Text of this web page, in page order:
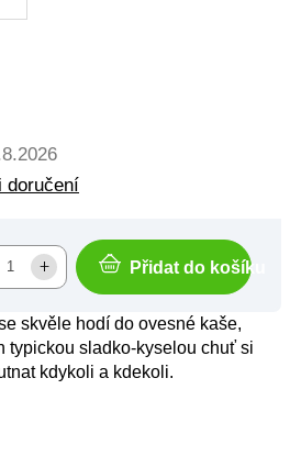
doručení
Přidat do košíku
skvěle hodí do ovesné kaše,
typickou sladko-kyselou chuť si
kdykoli a kdekoli.